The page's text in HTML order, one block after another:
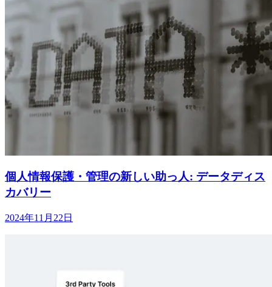
個人情報保護・管理の新しい助っ人: データディス
カバリー
2024年11月22日